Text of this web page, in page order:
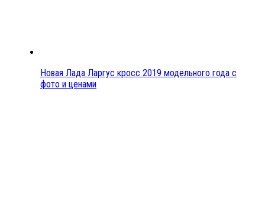
Новая Лада Ларгус кросс 2019 модельного года с
фото и ценами